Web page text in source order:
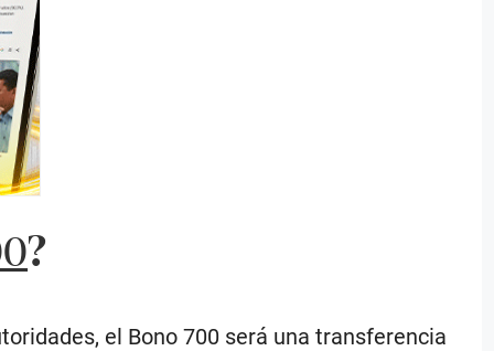
?
el Bono 700 será una transferencia